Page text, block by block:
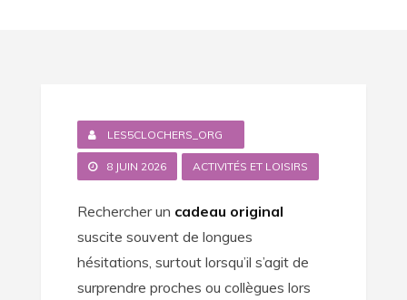
LES5CLOCHERS_ORG
8 JUIN 2026 ACTIVITÉS ET LOISIRS
Rechercher un cadeau original
suscite souvent de longues
hésitations, surtout lorsqu’il s’agit de
surprendre proches ou collègues lors